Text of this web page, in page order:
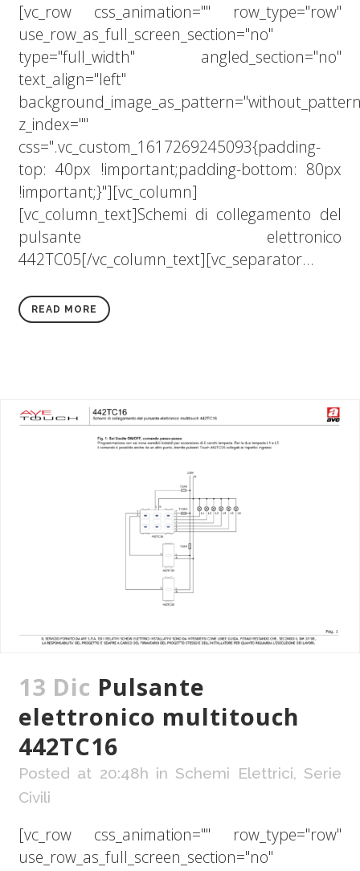
[vc_row css_animation="" row_type="row"
use_row_as_full_screen_section="no"
type="full_width" angled_section="no"
text_align="left"
z_index=""
css=".vc_custom_1617269245093{padding-
top: 40px !important;padding-bottom: 80px
!important;}"][vc_column]
[vc_column_text]Schemi di collegamento del
pulsante elettronico
442TC05[/vc_column_text][vc_separator...
READ MORE
13 Dic Pulsante
elettronico multitouch
442TC16
Posted at 20:48h in Schemi Elettrici, Serie
Civili
[vc_row css_animation="" row_type="row"
use_row_as_full_screen_section="no"